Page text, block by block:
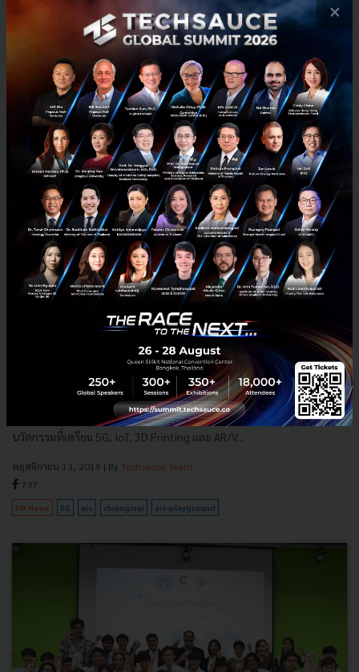
พฤศจิกายน 27, 2019| By
Techsauce Team
Tech & Biz AIS AIS NEXT Innovation AIS Playground
AIS โชว์ทดสอบ 5G คุม Drone ที่กรุงเทพจากเชียงใหม่ พร้อม
เปิด AIS Playground ที่ มช.
AIS ขึ้นเหนือ จับมือมหาวิทยาลัยเชียงใหม่ โชว์สาธิตขับ Drone ที่กรุงเทพ
จากเชียงใหม่ผ่าน 5G พร้อมเปิด AIS PLAYGROUND @ CMU พื้นที่สร้าง
นวัตกรรมที่เตรียม 5G, IoT, 3D Printing และ AR/V...
พฤศจิกายน 13, 2019 | By Techsauce Team
797
PR News 5G ais chiangmai ais-playground
×